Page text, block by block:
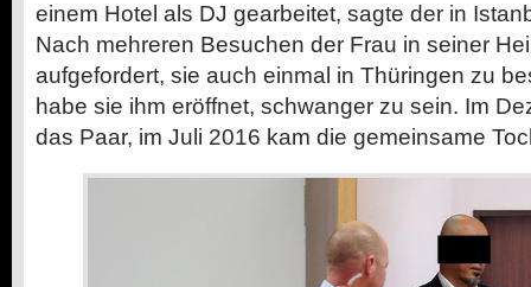
einem Hotel als DJ gearbeitet, sagte der in
Nach mehreren Besuchen der Frau in seiner
aufgefordert, sie auch einmal in Thüringen zu
habe sie ihm eröffnet, schwanger zu sein. Im
das Paar, im Juli 2016 kam die gemeinsame